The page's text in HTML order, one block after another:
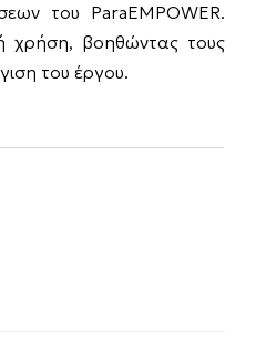
του ParaEMPOWER.
χρήση, βοηθώντας τους
του έργου.